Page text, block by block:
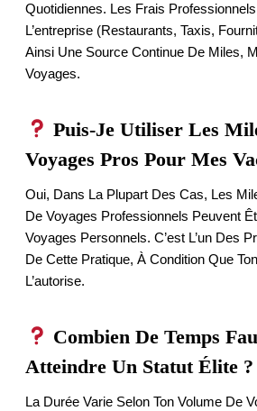
Quotidiennes. Les Frais
L’entreprise (restaurants, Taxis,
Ainsi Une Source Continue De Miles,
Voyages.
Puis-Je Utiliser Les
Voyages Pros Pour Mes
Oui, Dans La Plupart Des Cas, Les
De Voyages Professionnels Peuvent
Voyages Personnels. C’est L’un Des
De Cette Pratique, À Condition Que
L’autorise.
Combien De Temps
Atteindre Un Statut Élite ?
La Durée Varie Selon Ton Volume De